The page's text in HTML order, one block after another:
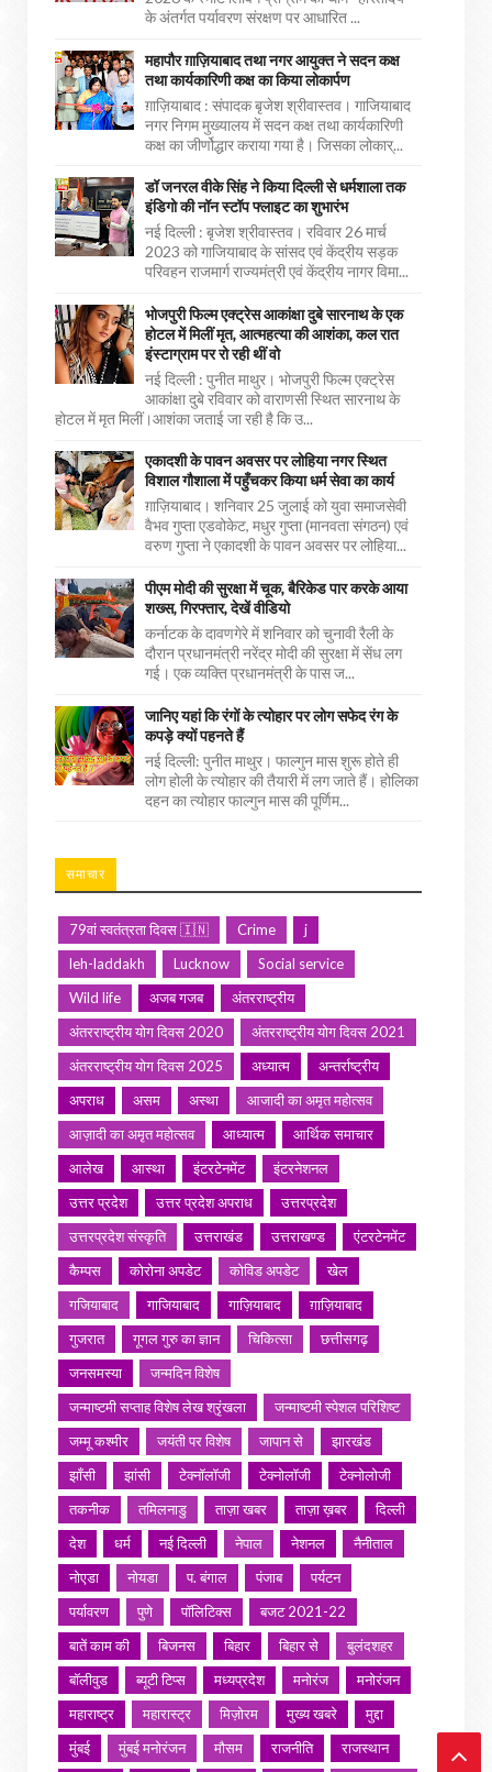
के अंतर्गत पर्यावरण संरक्षण पर आधारित ...
महापौर ग़ाज़ियाबाद तथा नगर आयुक्त ने सदन कक्ष
तथा कार्यकारिणी कक्ष का किया लोकार्पण
ग़ाज़ियाबाद : संपादक बृजेश श्रीवास्तव। गाजियाबाद
नगर निगम मुख्यालय में सदन कक्ष तथा कार्यकारिणी
कक्ष का जीर्णोद्धार कराया गया है। जिसका लोकार्...
डॉ जनरल वीके सिंह ने किया दिल्ली से धर्मशाला तक
इंडिगो की नॉन स्टॉप फ्लाइट का शुभारंभ
नई दिल्ली : बृजेश श्रीवास्तव। रविवार 26 मार्च
2023 को गाजियाबाद के सांसद एवं केंद्रीय सड़क
परिवहन राजमार्ग राज्यमंत्री एवं केंद्रीय नागर विमा...
भोजपुरी फिल्म एक्ट्रेस आकांक्षा दुबे सारनाथ के एक
होटल में मिलीं मृत, आत्महत्या की आशंका, कल रात
इंस्टाग्राम पर रो रही थीं वो
नई दिल्ली : पुनीत माथुर। भोजपुरी फिल्म एक्ट्रेस
आकांक्षा दुबे रविवार को वाराणसी स्थित सारनाथ के
होटल में मृत मिलीं।आशंका जताई जा रही है कि उ...
एकादशी के पावन अवसर पर लोहिया नगर स्थित
विशाल गौशाला में पहुँचकर किया धर्म सेवा का कार्य
ग़ाज़ियाबाद। शनिवार 25 जुलाई को युवा समाजसेवी
वैभव गुप्ता एडवोकेट, मधुर गुप्ता (मानवता संगठन) एवं
वरुण गुप्ता ने एकादशी के पावन अवसर पर लोहिया...
पीएम मोदी की सुरक्षा में चूक, बैरिकेड पार करके आया
शख्स, गिरफ्तार, देखें वीडियो
कर्नाटक के दावणगेरे में शनिवार को चुनावी रैली के
दौरान प्रधानमंत्री नरेंद्र मोदी की सुरक्षा में सेंध लग
गई। एक व्यक्ति प्रधानमंत्री के पास ज...
जानिए यहां कि रंगों के त्योहार पर लोग सफेद रंग के
कपड़े क्यों पहनते हैं
नई दिल्ली: पुनीत माथुर। फाल्गुन मास शुरू होते ही
लोग होली के त्योहार की तैयारी में लग जाते हैं। होलिका
दहन का त्योहार फाल्गुन मास की पूर्णिम...
समाचार
79वां स्वतंत्रता दिवस 🇮🇳 Crime
j
leh-laddakh
Lucknow
Social service
Wild life
अजब गजब
अंतरराष्ट्रीय
अंतरराष्ट्रीय योग दिवस 2020
अंतरराष्ट्रीय योग दिवस 2021
अंतरराष्ट्रीय योग दिवस 2025
अध्यात्म
अन्तर्राष्ट्रीय
अपराध
असम अस्था
आजादी का अमृत महोत्सव
आज़ादी का अमृत महोत्सव
आध्यात्म
आर्थिक समाचार
आलेख
आस्था इंटरटेनमेंट
इंटरनेशनल
उत्तर प्रदेश
उत्तर प्रदेश अपराध
उत्तरप्रदेश
उत्तरप्रदेश संस्कृति
उत्तराखंड उत्तराखण्ड
एंटरटेनमेंट
कैम्पस
कोरोना अपडेट कोविड अपडेट
खेल
गजियाबाद
गाजियाबाद गाज़ियाबाद
ग़ाज़ियाबाद
गुजरात
गूगल गुरु का ज्ञान चिकित्सा
छत्तीसगढ़
जनसमस्या
जन्मदिन विशेष
जन्माष्टमी सप्ताह विशेष लेख श्रृंखला
जन्माष्टमी स्पेशल परिशिष्ट
जम्मू कश्मीर
जयंती पर विशेष जापान से
झारखंड
झाँसी
झांसी टेक्नॉलॉजी टेक्नोलॉजी
टेक्नोलोजी
तकनीक
तमिलनाडु ताज़ा खबर ताज़ा ख़बर
दिल्ली
देश
धर्म नई दिल्ली नेपाल नेशनल
नैनीताल
नोएडा
नोयडा प. बंगाल पंजाब
पर्यटन
पर्यावरण
पुणे पॉलिटिक्स
बजट 2021-22
बातें काम की
बिजनस बिहार बिहार से
बुलंदशहर
बॉलीवुड
ब्यूटी टिप्स मध्यप्रदेश मनोरंज
मनोरंजन
महाराष्ट्र
महारास्ट्र मिज़ोरम मुख्य खबरे
मुद्दा
मुंबई
मुंबई मनोरंजन मौसम राजनीति
राजस्थान